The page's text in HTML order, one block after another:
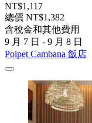
NT$1,117
總價 NT$1,382
含稅金和其他費用
9 月 7 日 - 9 月 8 日
Poipet Cambana 飯店